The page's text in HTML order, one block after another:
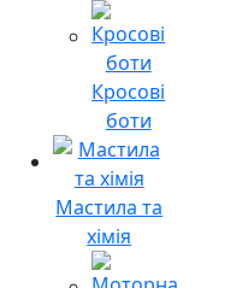
Кросові
боти
Мастила та
хімія